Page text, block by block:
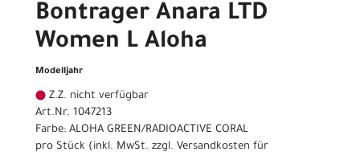
Bontrager Anara LTD
Women L Aloha
Modelljahr
Z.Z. nicht verfügbar
Art.Nr. 1047213
Farbe: ALOHA GREEN/RADIOACTIVE CORAL
pro Stück (inkl. MwSt. zzgl. Versandkosten für